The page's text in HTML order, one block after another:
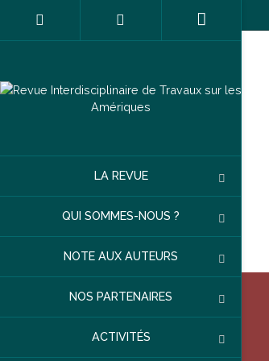
LA REVUE
QUI SOMMES-NOUS ?
NOTE AUX AUTEURS
NOS PARTENAIRES
ACTIVITÉS